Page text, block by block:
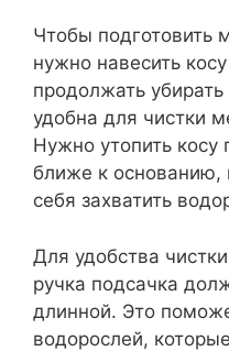
Чтобы подготовить
нужно навесить
продолжать
удобна для чистки
Нужно утопить косу
ближе к
себя захватить
Для удобства
ручка подсачка
длинной. Это
водорослей,